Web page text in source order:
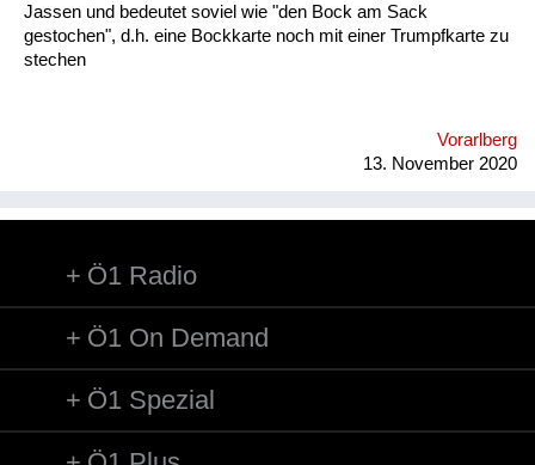
Jassen und bedeutet soviel wie "den Bock am Sack
gestochen", d.h. eine Bockkarte noch mit einer Trumpfkarte zu
stechen
Vorarlberg
13. November 2020
Ö1 Radio
Ö1 On Demand
Ö1 Spezial